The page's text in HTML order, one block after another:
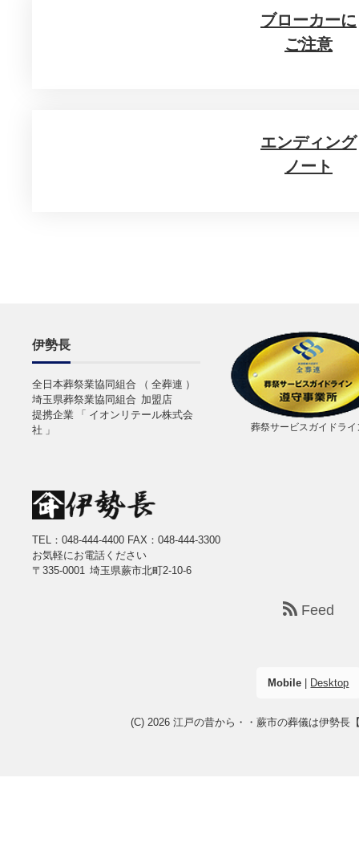
ブローカーに
ご注意
エンディング
ノート
伊勢長
全日本葬祭業協同組合 （ 全葬連 ）
埼玉県葬祭業協同組合 加盟店
提携企業 「 イオンリテール株式会
社 」
葬祭サービスガイドライ
TEL：048-444-4400 FAX：048-444-3300
お気軽にお電話ください
〒335-0001 埼玉県蕨市北町2-10-6
Feed
Mobile Desktop
(C) 2026江戸の昔から・・蕨市の葬儀は伊勢長